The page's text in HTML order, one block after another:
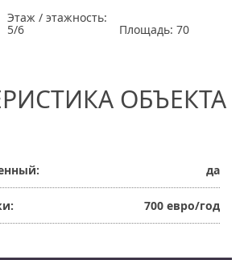
Этаж / этажность:
5/6
Площадь: 70
ОБЪЕКТА
да
700 евро/год